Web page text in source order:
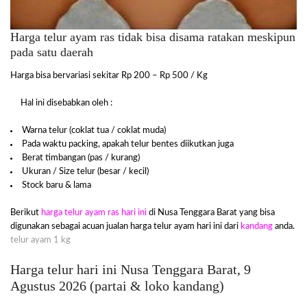
Harga telur ayam ras tidak bisa disama ratakan meskipun
pada satu daerah
Harga bisa bervariasi sekitar Rp 200 – Rp 500 / Kg
Hal ini disebabkan oleh :
Warna telur (coklat tua / coklat muda)
Pada waktu packing, apakah telur bentes diikutkan juga
Berat timbangan (pas / kurang)
Ukuran / Size telur (besar / kecil)
Stock baru & lama
Berikut harga telur ayam ras hari ini di Nusa Tenggara Barat yang bisa
digunakan sebagai acuan jualan harga telur ayam hari ini dari kandang anda.
telur ayam 1 kg
Harga telur hari ini Nusa Tenggara Barat, 9
Agustus 2026 (partai & loko kandang)